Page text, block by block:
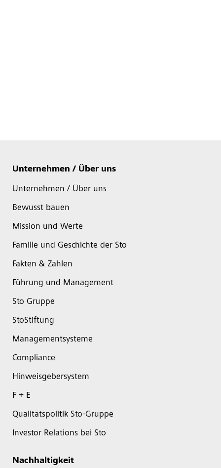
Unternehmen / Über uns
Unternehmen / Über uns
Bewusst bauen
Mission und Werte
Familie und Geschichte der Sto
Fakten & Zahlen
Führung und Management
Sto Gruppe
StoStiftung
Managementsysteme
Compliance
Hinweisgebersystem
F + E
Qualitätspolitik Sto-Gruppe
Investor Relations bei Sto
Nachhaltigkeit